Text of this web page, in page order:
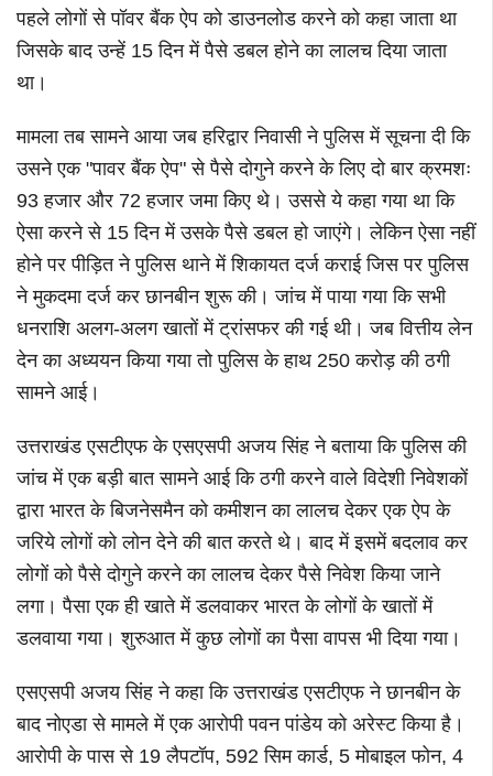
पहले लोगों से पॉवर बैंक ऐप को डाउनलोड करने को कहा जाता था
जिसके बाद उन्हें 15 दिन में पैसे डबल होने का लालच दिया जाता
था।
मामला तब सामने आया जब हरिद्वार निवासी ने पुलिस में सूचना दी कि
उसने एक "पावर बैंक ऐप" से पैसे दोगुने करने के लिए दो बार क्रमशः
93 हजार और 72 हजार जमा किए थे। उससे ये कहा गया था कि
ऐसा करने से 15 दिन में उसके पैसे डबल हो जाएंगे।लेकिन ऐसा नहीं
होने पर पीड़ित ने पुलिस थाने में शिकायत दर्ज कराई जिस पर पुलिस
ने मुकदमा दर्ज कर छानबीन शुरू की। जांच में पाया गया कि सभी
धनराशि अलग-अलग खातों में ट्रांसफर की गई थी। जब वित्तीय लेन
देन का अध्ययन किया गया तो पुलिस के हाथ 250 करोड़ की ठगी
सामने आई।
उत्तराखंड एसटीएफ के एसएसपी अजय सिंह ने बताया कि पुलिस की
जांच में एक बड़ी बात सामने आई कि ठगी करने वाले विदेशी निवेशकों
द्वारा भारत के बिजनेसमैन को कमीशन का लालच देकर एक ऐप के
जरिये लोगों को लोन देने की बात करते थे।बाद में इसमें बदलाव कर
लोगों को पैसे दोगुने करने का लालच देकर पैसे निवेश किया जाने
लगा। पैसा एक ही खाते में डलवाकर भारत के लोगों के खातों में
डलवाया गया। शुरुआत में कुछ लोगों का पैसा वापस भी दिया गया।
एसएसपी अजय सिंह ने कहा कि उत्तराखंड एसटीएफ ने छानबीन के
बाद नोएडा से मामले में एक आरोपी पवन पांडेय को अरेस्ट किया है।
आरोपी के पास से 19 लैपटॉप, 592 सिम कार्ड, 5 मोबाइल फोन, 4